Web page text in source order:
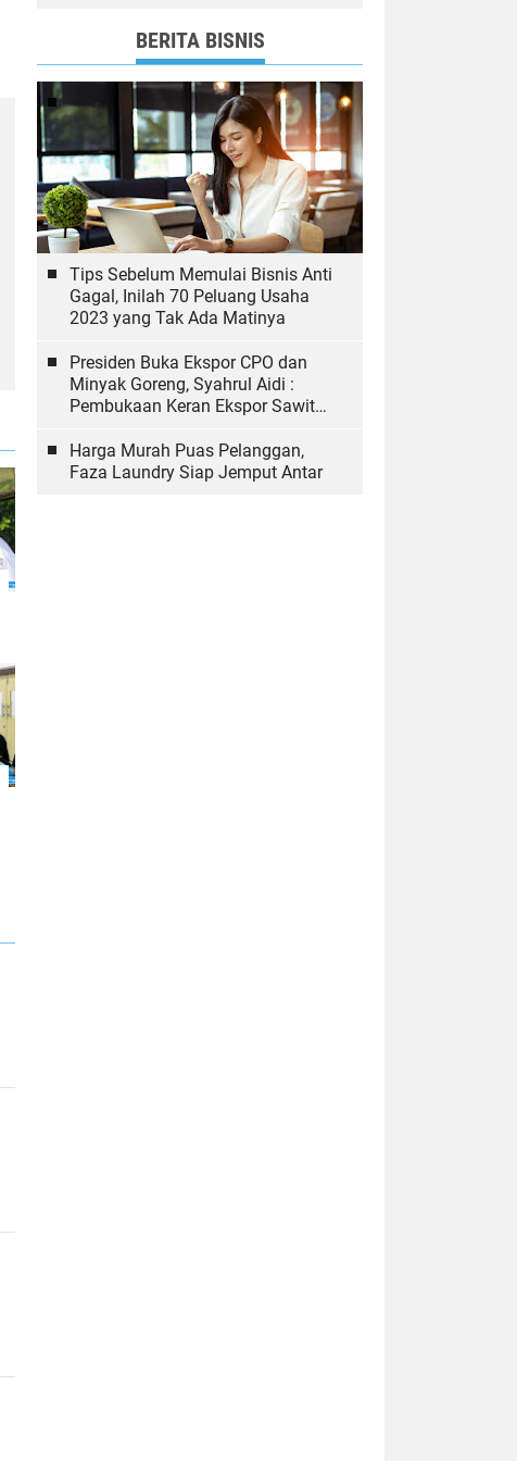
BERITA BISNIS
Tips Sebelum Memulai Bisnis Anti
Gagal, Inilah 70 Peluang Usaha
2023 yang Tak Ada Matinya
Presiden Buka Ekspor CPO dan
Minyak Goreng, Syahrul Aidi :
Pembukaan Keran Ekspor Sawit
Harga Murah Puas Pelanggan,
Faza Laundry Siap Jemput Antar